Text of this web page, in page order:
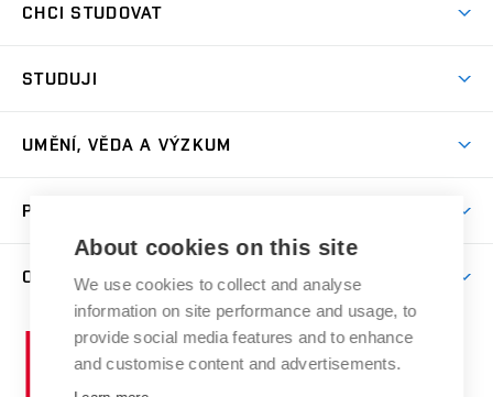
CHCI STUDOVAT
Přijímačky
Dny otevřených dveří
Přípravné kurzy
Studium bez bariér
Katedra teorií a dějin umění
Kabinety a dílny
Kontakt
STUDUJI
Časový plán studia
Studijní předpisy a formuláře
Studium a stáže v zahraničí
Rezidenční pobyty
Odborná praxe
UMĚNÍ, VĚDA A VÝZKUM
Publikační činnost
Projekty
Výstavy
PRO VEŘEJNOST
Letní školy a semestrální kurzy
Nakladatelská a vydavatelská činnost
Research Catalogue
O FAKULTĚ
Aktuality
Informační tabule
Vysoké
učení
About cookies on this site
We use cookies to collect and analyse
information on site performance and usage, to
provide social media features and to enhance
and customise content and advertisements.